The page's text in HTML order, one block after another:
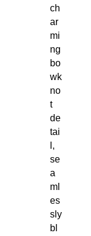
ch
ar
mi
ng
bo
wk
no
t
de
tai
l,
se
a
ml
es
sly
bl